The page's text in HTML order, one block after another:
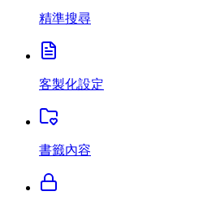
精準搜尋
客製化設定
書籤內容